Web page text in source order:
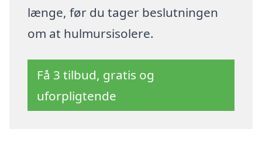
længe, før du tager beslutningen
om at hulmursisolere.
Få 3 tilbud, gratis og
uforpligtende